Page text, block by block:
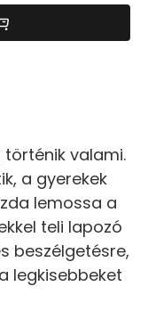
valami.
a gyerekek
lemossa a
teli lapozó
beszélgetésre,
legkisebbeket